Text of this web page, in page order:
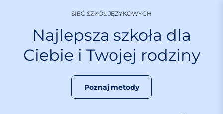
SIEĆ SZKÓŁ JĘZYKOWYCH
Najlepsza szkoła dla
Ciebie i Twojej rodziny
Poznaj metody